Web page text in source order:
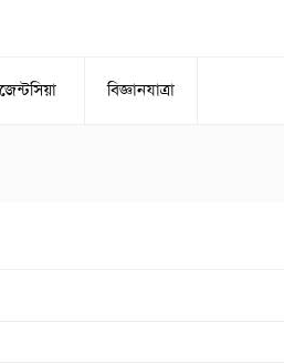
বিজ্ঞানযাত্রা